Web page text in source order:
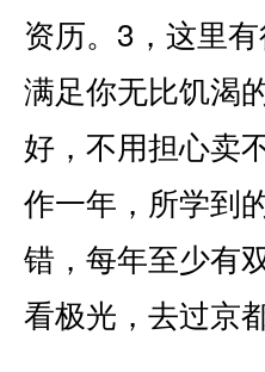
资历。3，这里
满足你无比饥渴
好，不用担心卖
作一年，所学到
错，每年至少有
看极光，去过京